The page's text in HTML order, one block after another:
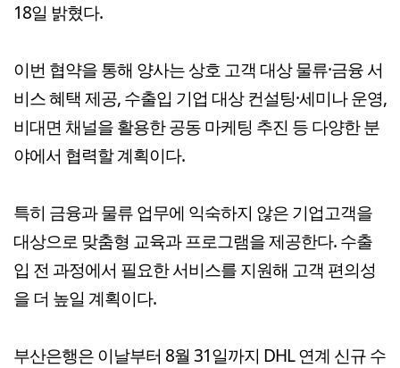
18일 밝혔다.
이번 협약을 통해 양사는 상호 고객 대상 물류·금융 서
비스 혜택 제공, 수출입 기업 대상 컨설팅·세미나 운영,
비대면 채널을 활용한 공동 마케팅 추진 등 다양한 분
야에서 협력할 계획이다.
특히 금융과 물류 업무에 익숙하지 않은 기업고객을
대상으로 맞춤형 교육과 프로그램을 제공한다. 수출
입 전 과정에서 필요한 서비스를 지원해 고객 편의성
을 더 높일 계획이다.
부산은행은 이날부터 8월 31일까지 DHL 연계 신규 수